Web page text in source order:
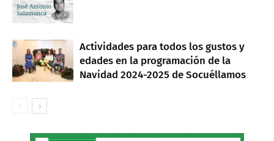
Actividades para todos los gustos y
edades en la programación de la
Navidad 2024-2025 de Socuéllamos